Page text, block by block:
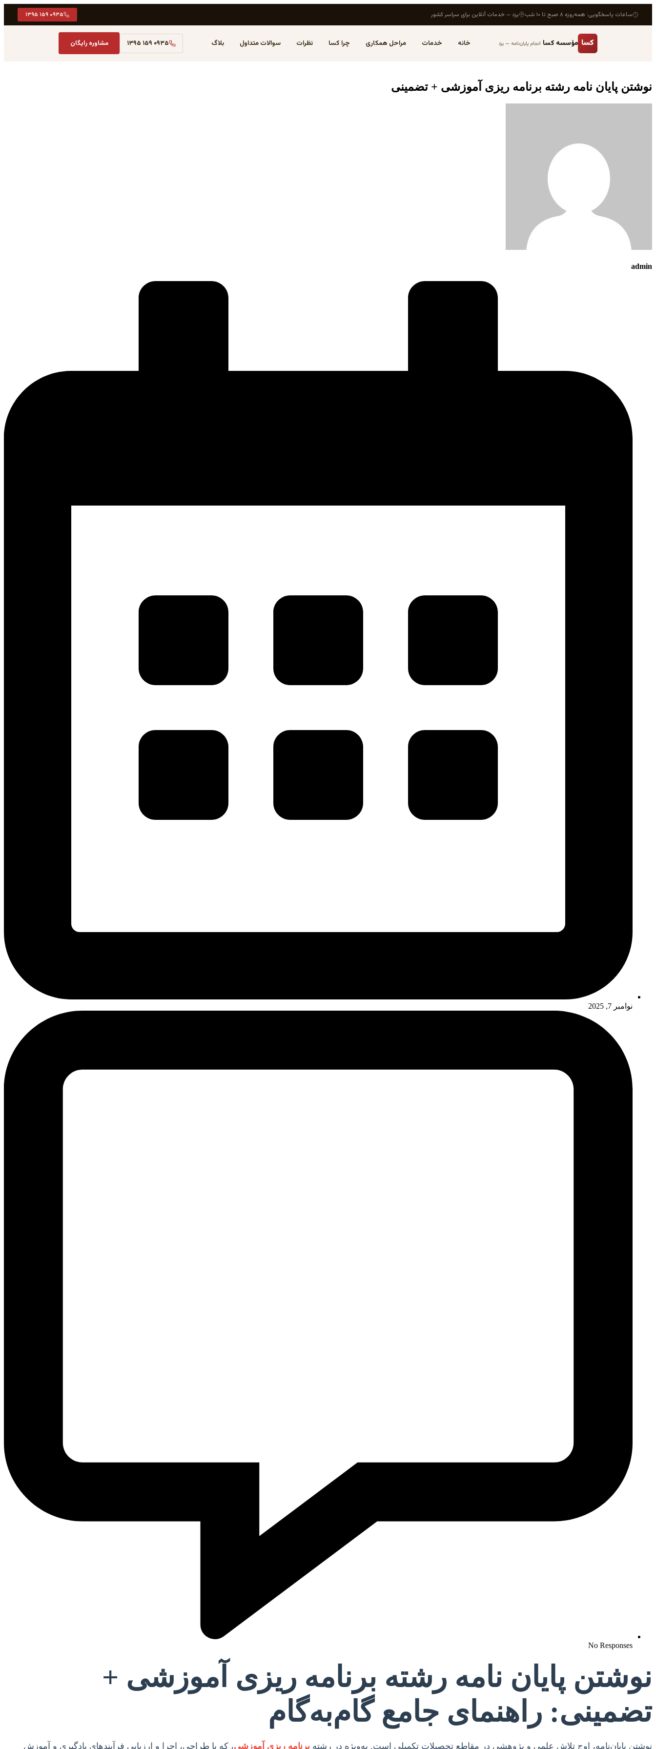
ساعات پاسخگویی: همه‌روزه ۸ صبح تا ۱۰ شب یزد — خدمات آنلاین برای سراسر کشور ۰۹۳۵ ۱۵۹ ۱۳۹۵
کسا مؤسسه کسا انجام پایان‌نامه — یزد خانه خدمات مراحل همکاری چرا کسا نظرات سوالات متداول بلاگ ۰۹۳۵ ۱۵۹ ۱۳۹۵ مشاوره رایگان
نوشتن پایان نامه رشته برنامه ریزی آموزشی + تضمینی
admin
نوامبر 7, 2025
No Responses
نوشتن پایان نامه رشته برنامه ریزی آموزشی +
تضمینی: راهنمای جامع گام‌به‌گام
نوشتن پایان‌نامه، اوج تلاش علمی و پژوهشی در مقاطع تحصیلات تکمیلی است. به‌ویژه در رشته برنامه ریزی آموزشی، که با طراحی، اجرا و ارزیابی فرآیندهای یادگیری و آموزش